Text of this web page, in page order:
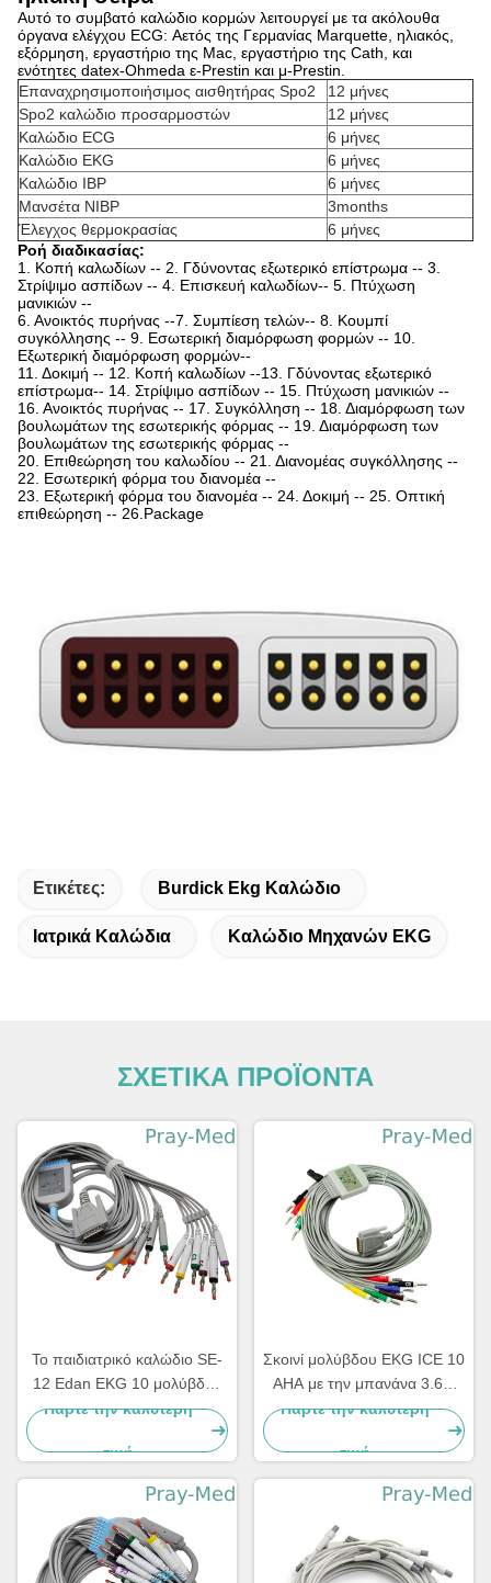
Αυτό το συμβατό καλώδιο κορμών λειτουργεί με τα ακόλουθα
όργανα ελέγχου ECG: Αετός της Γερμανίας Marquette, ηλιακός,
εξόρμηση, εργαστήριο της Mac, εργαστήριο της Cath, και
ενότητες datex-Ohmeda ε-Prestin και μ-Prestin.
Επαναχρησιμοποιήσιμος αισθητήρας Spo2
12 μήνες
Spo2 καλώδιο προσαρμοστών
12 μήνες
Καλώδιο ECG
6 μήνες
Καλώδιο EKG
6 μήνες
Καλώδιο IBP
6 μήνες
Μανσέτα NIBP
3months
Έλεγχος θερμοκρασίας
6 μήνες
Ροή διαδικασίας:
1. Κοπή καλωδίων -- 2. Γδύνοντας εξωτερικό επίστρωμα -- 3.
Στρίψιμο ασπίδων -- 4. Επισκευή καλωδίων-- 5. Πτύχωση
μανικιών --
6. Ανοικτός πυρήνας --7. Συμπίεση τελών-- 8. Κουμπί
συγκόλλησης -- 9. Εσωτερική διαμόρφωση φορμών -- 10.
Εξωτερική διαμόρφωση φορμών--
11. Δοκιμή -- 12. Κοπή καλωδίων --13. Γδύνοντας εξωτερικό
επίστρωμα-- 14. Στρίψιμο ασπίδων -- 15. Πτύχωση μανικιών --
16. Ανοικτός πυρήνας -- 17. Συγκόλληση -- 18. Διαμόρφωση των
βουλωμάτων της εσωτερικής φόρμας -- 19. Διαμόρφωση των
βουλωμάτων της εσωτερικής φόρμας --
20. Επιθεώρηση του καλωδίου -- 21. Διανομέας συγκόλλησης --
22. Εσωτερική φόρμα του διανομέα --
23. Εξωτερική φόρμα του διανομέα -- 24. Δοκιμή -- 25. Οπτική
επιθεώρηση -- 26.Package
Ετικέτες: Burdick Ekg Καλώδιο
Ιατρικά Καλώδια Καλώδιο Μηχανών EKG
ΣΧΕΤΙΚΑ ΠΡΟΪΟΝΤΑ
Το παιδιατρικό καλώδιο SE-
12 Edan EKG 10 μολύβδου
εκφράζει το σακάκι SE-1200
Πάρτε την καλύτερη
τιμή
Σκοινί μολύβδου EKG ICE 10
AHA με την μπανάνα 3.6m
DB 15 συνδετήρας Newtech
Πάρτε την καλύτερη
τιμή